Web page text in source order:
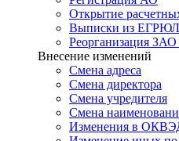
Открытие
Выписки из
Реорганизация
Внесение изменений
Смена адреса
Смена директора
Cмена учредителя
Смена
Изменения в